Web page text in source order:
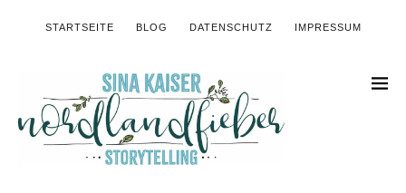
STARTSEITE BLOG DATENSCHUTZ IMPRESSUM